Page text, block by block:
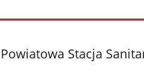
stopka
Powiatowa Stacja